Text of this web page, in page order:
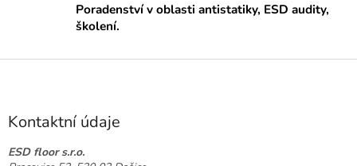
á
c
Poradenství v oblasti antistatiky, ESD audity,
školení.
Z
Kontaktní údaje
ESD floor s.r.o.